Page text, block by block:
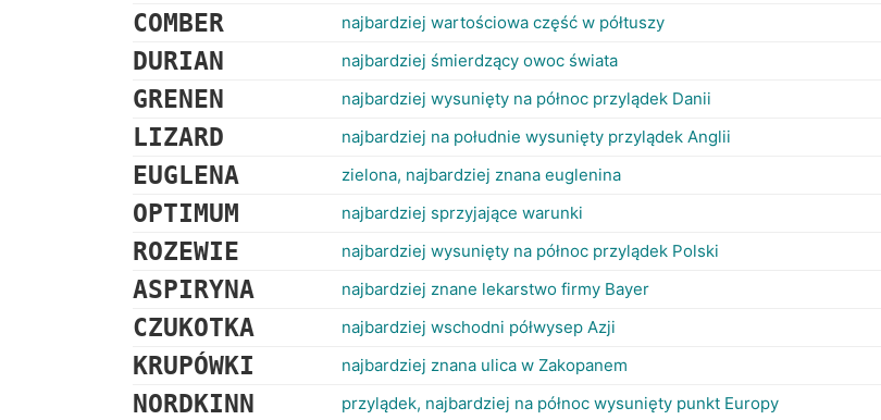
COMBER najbardziej wartościowa część w półtuszy
DURIAN najbardziej śmierdzący owoc świata
GRENEN najbardziej wysunięty na północ przylądek Danii
LIZARD najbardziej na południe wysunięty przylądek Anglii
EUGLENA zielona, najbardziej znana euglenina
OPTIMUM najbardziej sprzyjające warunki
ROZEWIE najbardziej wysunięty na północ przylądek Polski
ASPIRYNA najbardziej znane lekarstwo firmy Bayer
CZUKOTKA najbardziej wschodni półwysep Azji
KRUPÓWKI najbardziej znana ulica w Zakopanem
NORDKINN przylądek, najbardziej na północ wysunięty punkt Europy